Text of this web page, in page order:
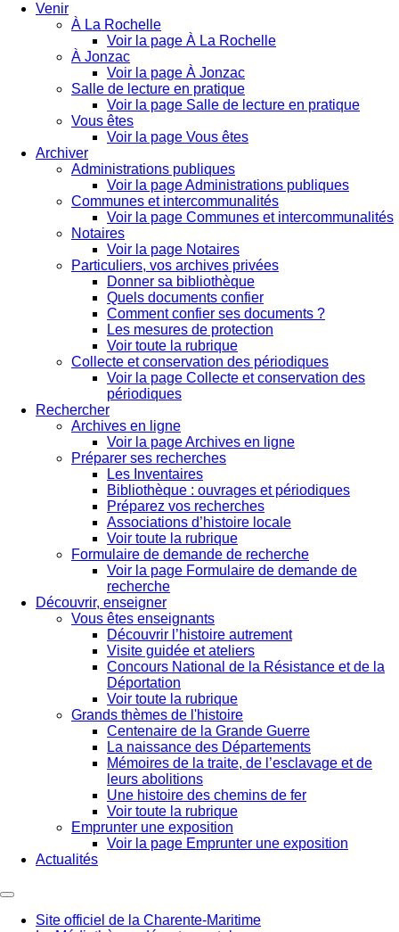
Venir
À La Rochelle
Voir la page À La Rochelle
À Jonzac
Voir la page À Jonzac
Salle de lecture en pratique
Voir la page Salle de lecture en pratique
Vous êtes
Voir la page Vous êtes
Archiver
Administrations publiques
Voir la page Administrations publiques
Communes et intercommunalités
Voir la page Communes et intercommunalités
Notaires
Voir la page Notaires
Particuliers, vos archives privées
Donner sa bibliothèque
Quels documents confier
Comment confier ses documents ?
Les mesures de protection
Voir toute la rubrique
Collecte et conservation des périodiques
Voir la page Collecte et conservation des
périodiques
Rechercher
Archives en ligne
Voir la page Archives en ligne
Préparer ses recherches
Les Inventaires
Bibliothèque : ouvrages et périodiques
Préparez vos recherches
Associations d’histoire locale
Voir toute la rubrique
Formulaire de demande de recherche
Voir la page Formulaire de demande de
recherche
Découvrir, enseigner
Vous êtes enseignants
Découvrir l’histoire autrement
Visite guidée et ateliers
Concours National de la Résistance et de la
Déportation
Voir toute la rubrique
Grands thèmes de l'histoire
Centenaire de la Grande Guerre
La naissance des Départements
Mémoires de la traite, de l’esclavage et de
leurs abolitions
Une histoire des chemins de fer
Voir toute la rubrique
Emprunter une exposition
Voir la page Emprunter une exposition
Actualités
Site officiel de la Charente-Maritime